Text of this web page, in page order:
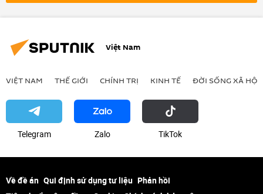
Việt Nam
VIỆT NAM THẾ GIỚI CHÍNH TRỊ KINH TẾ ĐỜI SỐNG XÃ HỘI
Telegram Zalo ТikТоk
Về đề án Qui định sử dụng tư liệu Phản hồi